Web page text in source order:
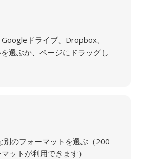
ドライブ、Dropbox、
選ぶか、ページにドラッグし
別のフォーマットを選ぶ（200
ットが利用できます）